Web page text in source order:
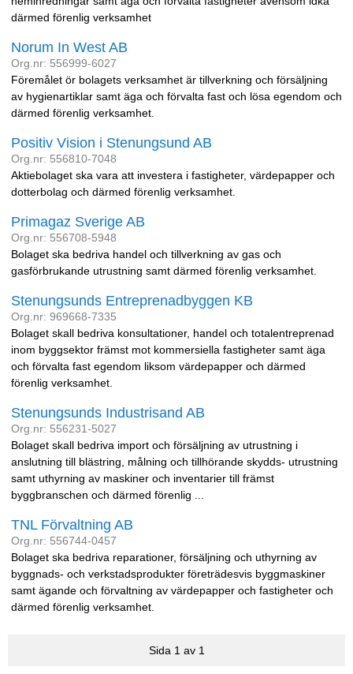
därmed förenlig verksamhet
Norum In West AB
Org.nr: 556999-6027
Föremålet ör bolagets verksamhet är tillverkning och försäljning
av hygienartiklar samt äga och förvalta fast och lösa egendom och
därmed förenlig verksamhet.
Positiv Vision i Stenungsund AB
Org.nr: 556810-7048
Aktiebolaget ska vara att investera i fastigheter, värdepapper och
dotterbolag och därmed förenlig verksamhet.
Primagaz Sverige AB
Org.nr: 556708-5948
Bolaget ska bedriva handel och tillverkning av gas och
gasförbrukande utrustning samt därmed förenlig verksamhet.
Stenungsunds Entreprenadbyggen KB
Org.nr: 969668-7335
Bolaget skall bedriva konsultationer, handel och totalentreprenad
inom byggsektor främst mot kommersiella fastigheter samt äga
och förvalta fast egendom liksom värdepapper och därmed
förenlig verksamhet.
Stenungsunds Industrisand AB
Org.nr: 556231-5027
Bolaget skall bedriva import och försäljning av utrustning i
anslutning till blästring, målning och tillhörande skydds- utrustning
samt uthyrning av maskiner och inventarier till främst
byggbranschen och därmed förenlig ...
TNL Förvaltning AB
Org.nr: 556744-0457
Bolaget ska bedriva reparationer, försäljning och uthyrning av
byggnads- och verkstadsprodukter företrädesvis byggmaskiner
samt ägande och förvaltning av värdepapper och fastigheter och
därmed förenlig verksamhet.
Sida 1 av 1